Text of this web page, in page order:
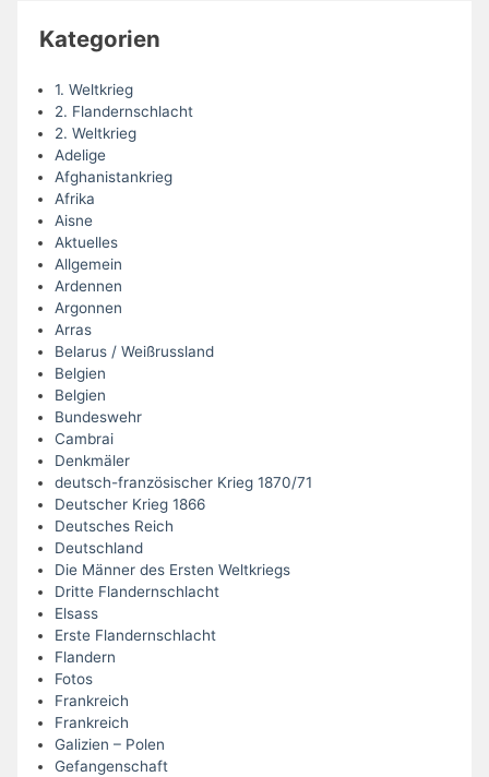
Kategorien
1. Weltkrieg
2. Flandernschlacht
2. Weltkrieg
Adelige
Afghanistankrieg
Afrika
Aisne
Aktuelles
Allgemein
Ardennen
Argonnen
Arras
Belarus / Weißrussland
Belgien
Belgien
Bundeswehr
Cambrai
Denkmäler
deutsch-französischer Krieg 1870/71
Deutscher Krieg 1866
Deutsches Reich
Deutschland
Die Männer des Ersten Weltkriegs
Dritte Flandernschlacht
Elsass
Erste Flandernschlacht
Flandern
Fotos
Frankreich
Frankreich
Galizien – Polen
Gefangenschaft